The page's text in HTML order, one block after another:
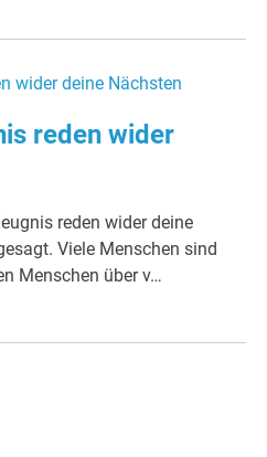
reden wider
reden wider deine
Viele Menschen sind
Menschen über v…